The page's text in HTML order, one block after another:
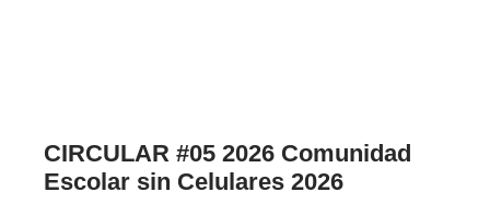
CIRCULAR #05 2026 Comunidad
Escolar sin Celulares 2026